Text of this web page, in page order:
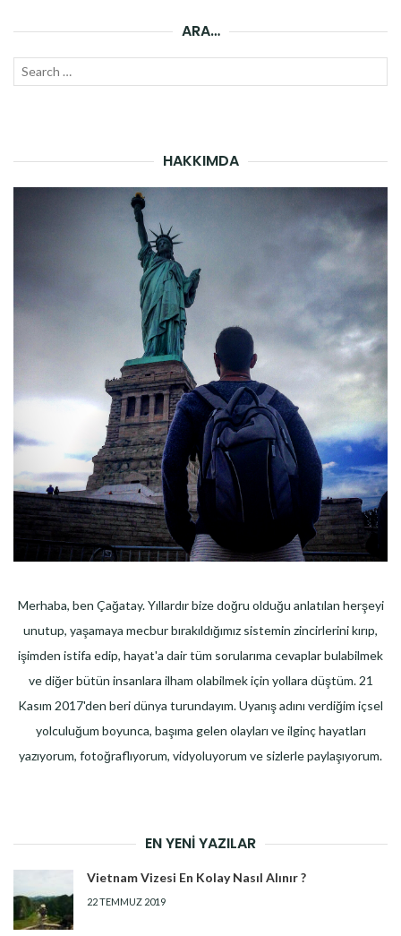
ARA…
Search
HAKKIMDA
Merhaba, ben Çağatay. Yıllardır bize doğru olduğu anlatılan herşeyi
unutup, yaşamaya mecbur bırakıldığımız sistemin zincirlerini kırıp,
işimden istifa edip, hayat'a dair tüm sorularıma cevaplar bulabilmek
ve diğer bütün insanlara ilham olabilmek için yollara düştüm. 21
Kasım 2017'den beri dünya turundayım. Uyanış adını verdiğim içsel
yolculuğum boyunca, başıma gelen olayları ve ilginç hayatları
yazıyorum, fotoğraflıyorum, vidyoluyorum ve sizlerle paylaşıyorum.
EN YENI YAZILAR
Vietnam Vizesi En Kolay Nasıl Alınır ?
22 TEMMUZ 2019